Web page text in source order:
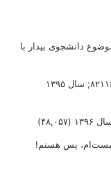
دانشجوی بیدار با
(۴۸,۰۵۷)